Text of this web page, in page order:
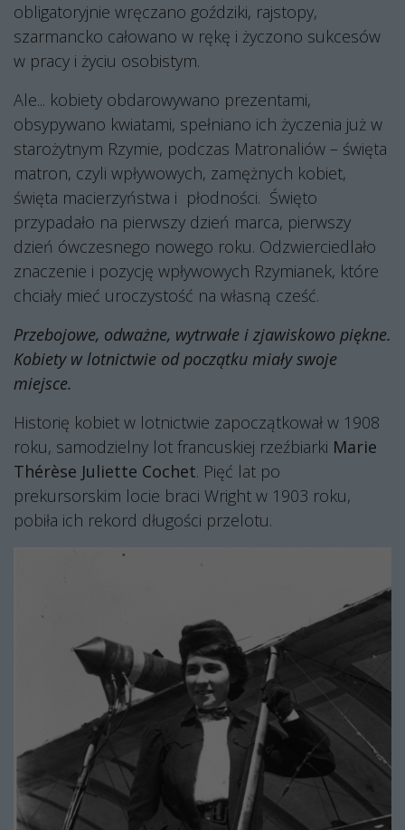
obligatoryjnie wręczano goździki, rajstopy,
szarmancko całowano w rękę i życzono sukcesów
w pracy i życiu osobistym.
Ale... kobiety obdarowywano prezentami,
obsypywano kwiatami, spełniano ich życzenia już w
starożytnym Rzymie, podczas Matronaliów – święta
matron, czyli wpływowych, zamężnych kobiet,
święta macierzyństwa i płodności. Święto
przypadało na pierwszy dzień marca, pierwszy
dzień ówczesnego nowego roku. Odzwierciedlało
znaczenie i pozycję wpływowych Rzymianek, które
chciały mieć uroczystość na własną cześć.
Przebojowe, odważne, wytrwałe i zjawiskowo piękne.
Kobiety w lotnictwie od początku miały swoje
miejsce.
Historię kobiet w lotnictwie zapoczątkował w 1908
roku, samodzielny lot francuskiej rzeźbiarki Marie
Thérèse Juliette Cochet. Pięć lat po
prekursorskim locie braci Wright w 1903 roku,
pobiła ich rekord długości przelotu.